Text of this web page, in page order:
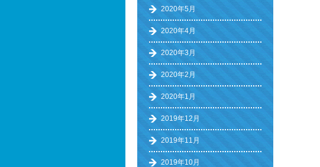
2020年5月
2020年4月
2020年3月
2020年2月
2020年1月
2019年12月
2019年11月
2019年10月